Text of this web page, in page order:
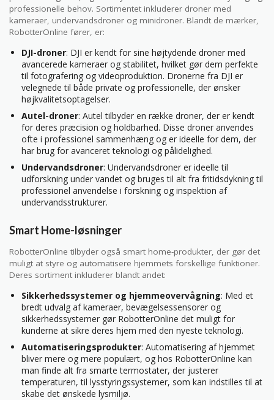
professionelle behov. Sortimentet inkluderer droner med
kameraer, undervandsdroner og minidroner. Blandt de mærker,
RobotterOnline fører, er:
DJI-droner: DJI er kendt for sine højtydende droner med
avancerede kameraer og stabilitet, hvilket gør dem perfekte
til fotografering og videoproduktion. Dronerne fra DJI er
velegnede til både private og professionelle, der ønsker
højkvalitetsoptagelser.
Autel-droner: Autel tilbyder en række droner, der er kendt
for deres præcision og holdbarhed. Disse droner anvendes
ofte i professionel sammenhæng og er ideelle for dem, der
har brug for avanceret teknologi og pålidelighed.
Undervandsdroner: Undervandsdroner er ideelle til
udforskning under vandet og bruges til alt fra fritidsdykning til
professionel anvendelse i forskning og inspektion af
undervandsstrukturer.
Smart Home-løsninger
RobotterOnline tilbyder også smart home-produkter, der gør det
muligt at styre og automatisere hjemmets forskellige funktioner.
Deres sortiment inkluderer blandt andet:
Sikkerhedssystemer og hjemmeovervågning: Med et
bredt udvalg af kameraer, bevægelsessensorer og
sikkerhedssystemer gør RobotterOnline det muligt for
kunderne at sikre deres hjem med den nyeste teknologi.
Automatiseringsprodukter: Automatisering af hjemmet
bliver mere og mere populært, og hos RobotterOnline kan
man finde alt fra smarte termostater, der justerer
temperaturen, til lysstyringssystemer, som kan indstilles til at
skabe det ønskede lysmiljø.